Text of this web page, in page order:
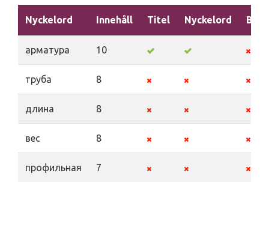
Nyckelord Innehåll Titel Nyckelord
арматура 10
труба 8
длина 8
вес 8
профильная 7